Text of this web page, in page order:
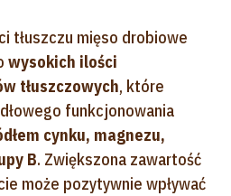
tłuszczu mięso drobiowe
wysokich ilości
tłuszczowych, które
funkcjonowania
cynku, magnezu,
B. Zwiększona zawartość
może pozytywnie wpływać